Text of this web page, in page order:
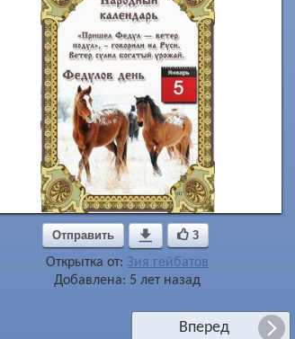
Отправить  3
Открытка от: Зия гейбатов
Добавлена: 5 лет назад
Вперед